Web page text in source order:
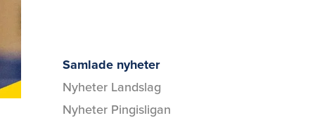
Samlade nyheter
Nyheter Landslag
Nyheter Pingisligan